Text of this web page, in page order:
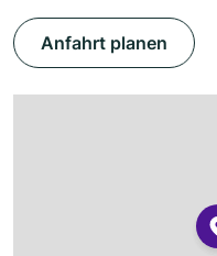
Anfahrt planen